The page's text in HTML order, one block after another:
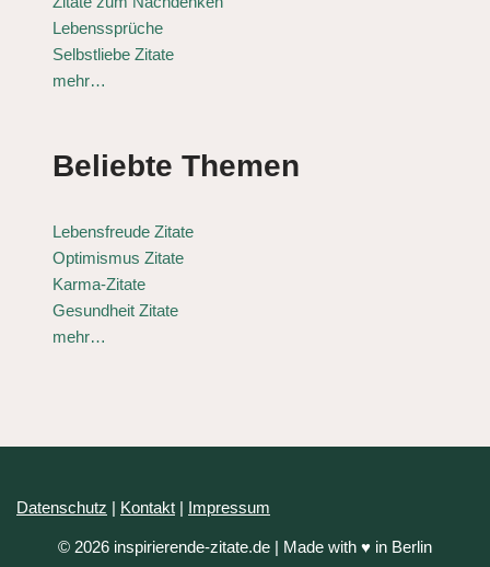
Lebenssprüche
Selbstliebe Zitate
mehr…
Beliebte Themen
Lebensfreude Zitate
Optimismus Zitate
Karma-Zitate
Gesundheit Zitate
mehr…
Datenschutz | Kontakt | Impressum
© 2026 inspirierende-zitate.de | Made with ♥ in Berlin